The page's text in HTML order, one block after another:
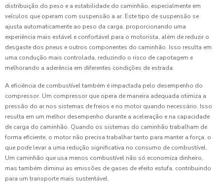
distribuição do peso e a estabilidade do caminhão, especialmente em
veículos que operam com suspensão a ar. Este tipo de suspensão se
ajusta automaticamente ao peso da carga, proporcionando uma
experiência mais estável e confortável para o motorista, além de reduzir o
desgaste dos pneus e outros componentes do caminhão. Isso resulta em
uma condução mais controlada, reduzindo o risco de capotagem e
melhorando a aderência em diferentes condições de estrada.
A eficiência de combustível também é impactada pelo desempenho do
compressor. Um compressor que opera de maneira adequada otimiza a
pressão do ar nos sistemas de freios e no motor quando necessário. Isso
resulta em um melhor desempenho durante a aceleração e na capacidade
de carga do caminhão. Quando os sistemas do caminhão trabalham de
forma eficiente, o motor não precisa trabalhar tanto para manter a força, o
que pode levar a uma redução significativa no consumo de combustível.
Um caminhão que usa menos combustível não só economiza dinheiro,
mas também diminui as emissões de gases de efeito estufa, contribuindo
para um transporte mais sustentável.